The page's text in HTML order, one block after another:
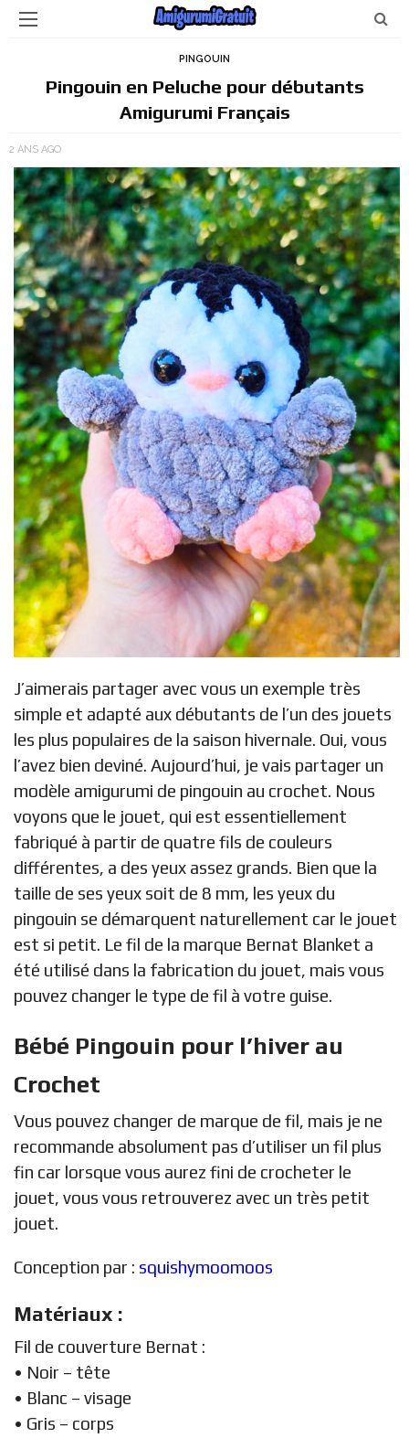
PINGOUIN
Pingouin en Peluche pour débutants
Amigurumi Français
2 ANS AGO
J’aimerais partager avec vous un exemple très
simple et adapté aux débutants de l’un des jouets
les plus populaires de la saison hivernale. Oui, vous
l’avez bien deviné. Aujourd’hui, je vais partager un
modèle amigurumi de pingouin au crochet. Nous
voyons que le jouet, qui est essentiellement
fabriqué à partir de quatre fils de couleurs
différentes, a des yeux assez grands. Bien que la
taille de ses yeux soit de 8 mm, les yeux du
pingouin se démarquent naturellement car le jouet
est si petit. Le fil de la marque Bernat Blanket a
été utilisé dans la fabrication du jouet, mais vous
pouvez changer le type de fil à votre guise.
Bébé Pingouin pour l’hiver au
Crochet
Vous pouvez changer de marque de fil, mais je ne
recommande absolument pas d’utiliser un fil plus
fin car lorsque vous aurez fini de crocheter le
jouet, vous vous retrouverez avec un très petit
jouet.
Conception par : squishymoomoos
Matériaux :
Fil de couverture Bernat :
• Noir – tête
• Blanc – visage
• Gris – corps